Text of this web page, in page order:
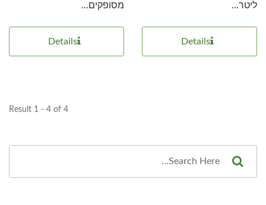
ליטר...
Details
מסופקים...
Details
Result 1 - 4 of 4